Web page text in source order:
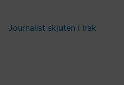
Journalist skjuten i Irak